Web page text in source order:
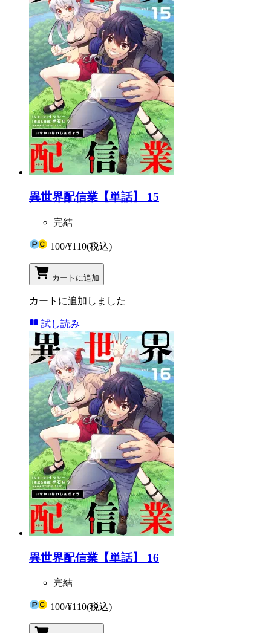
異世界配信業【単話】 15
完結
100/¥110(税込)
カートに追加
カートに追加しました
試し読み
異世界配信業【単話】 16
完結
100/¥110(税込)